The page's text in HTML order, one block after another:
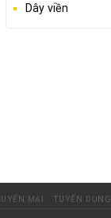
Dây viền
MẠI TUYỂN DỤNG